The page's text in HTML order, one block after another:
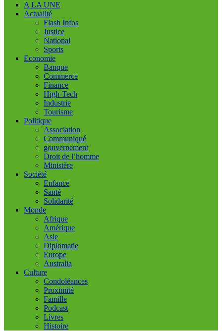
A LA UNE
Actualité
Flash Infos
Justice
National
Sports
Economie
Banque
Commerce
Finance
High-Tech
Industrie
Tourisme
Politique
Association
Communiqué
gouvernement
Droit de l’homme
Ministère
Société
Enfance
Santé
Solidarité
Monde
Afrique
Amérique
Asie
Diplomatie
Europe
Australia
Culture
Condoléances
Proximité
Famille
Podcast
Livres
Histoire